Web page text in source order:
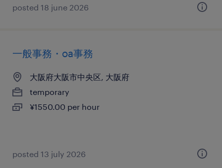
posted 18 june 2026
一般事務・oa事務
大阪府大阪市中央区, 大阪府
temporary
¥1550.00 per hour
posted 13 july 2026